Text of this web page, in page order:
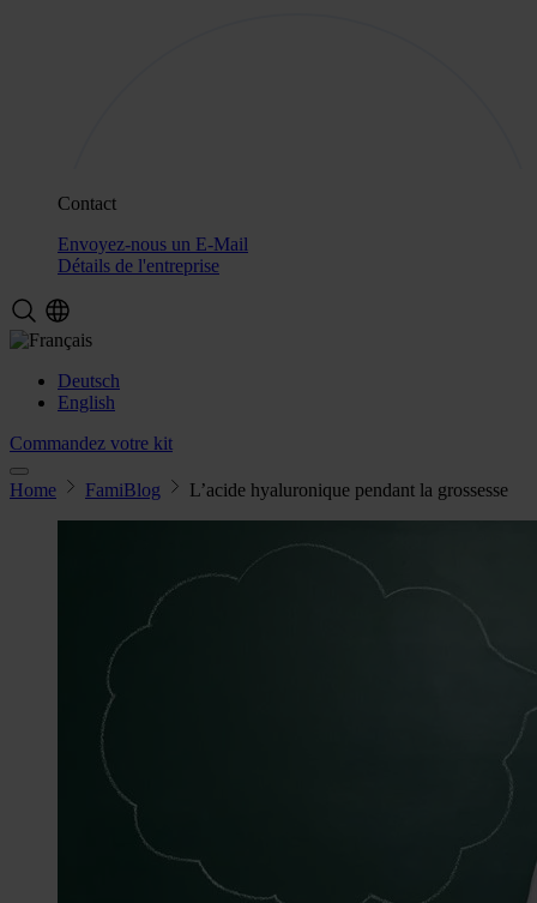
Contact
Envoyez-nous un E-Mail
Détails de l'entreprise
Deutsch
English
Commandez votre kit
Home FamiBlog L’acide hyaluronique pendant la grossesse